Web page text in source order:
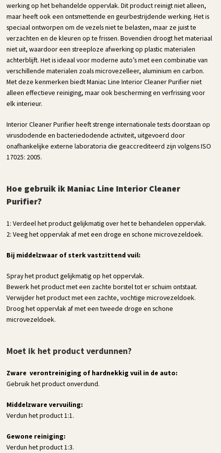
werking op het behandelde oppervlak. Dit product reinigt niet alleen,
maar heeft ook een ontsmettende en geurbestrijdende werking. Het is
speciaal ontworpen om de vezels niet te belasten, maar ze juist te
verzachten en de kleuren op te frissen. Bovendien droogt het materiaal
niet uit, waardoor een streeploze afwerking op plastic materialen
achterblijft. Het is ideaal voor moderne auto’s met een combinatie van
verschillende materialen zoals microvezelleer, aluminium en carbon.
Met deze kenmerken biedt Maniac Line Interior Cleaner Purifier niet
alleen effectieve reiniging, maar ook bescherming en verfrissing voor
elk interieur.
Interior Cleaner Purifier heeft strenge internationale tests doorstaan op
virusdodende en bacteriedodende activiteit, uitgevoerd door
onafhankelijke externe laboratoria die geaccrediteerd zijn volgens ISO
17025: 2005.
Hoe gebruik ik Maniac Line Interior Cleaner
Purifier?
1: Verdeel het product gelijkmatig over het te behandelen oppervlak.
2: Veeg het oppervlak af met een droge en schone microvezeldoek.
Bij middelzwaar of sterk vastzittend vuil:
Spray het product gelijkmatig op het oppervlak.
Bewerk het product met een zachte borstel tot er schuim ontstaat.
Verwijder het product met een zachte, vochtige microvezeldoek.
Droog het oppervlak af met een tweede droge en schone
microvezeldoek.
Moet ik het product verdunnen?
Zware verontreiniging of hardnekkig vuil in de auto:
Gebruik het product onverdund.
Middelzware vervuiling:
Verdun het product 1:1.
Gewone reiniging:
Verdun het product 1:3.